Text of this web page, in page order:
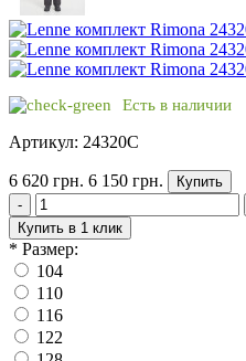
Есть в наличии
Артикул: 24320C
6 620 грн. 6 150 грн.
Купить
-
Купить в 1 клик
* Размер:
104
110
116
122